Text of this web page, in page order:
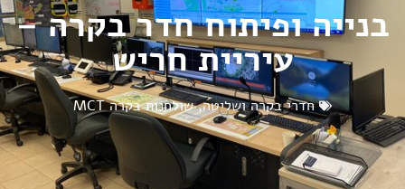
בנייה ופיתוח חדר בקרה –
עיריית חריש
חדרי בקרה ושליטה,שולחנות בקרה MCT